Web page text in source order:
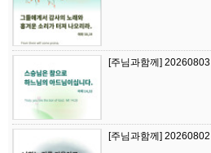
[주님과함께] 20260803
[주님과함께] 20260802